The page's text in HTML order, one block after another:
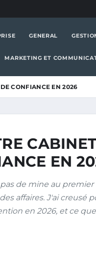
GENERAL
MARKETING ET
CONFIANCE EN 2026
EN
de mine au
affaires. J'ai creusé
en 2026, et ce